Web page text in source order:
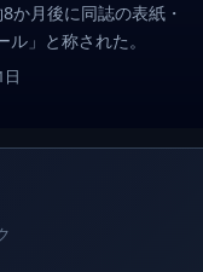
か月後に同誌の表紙・
」と称された。